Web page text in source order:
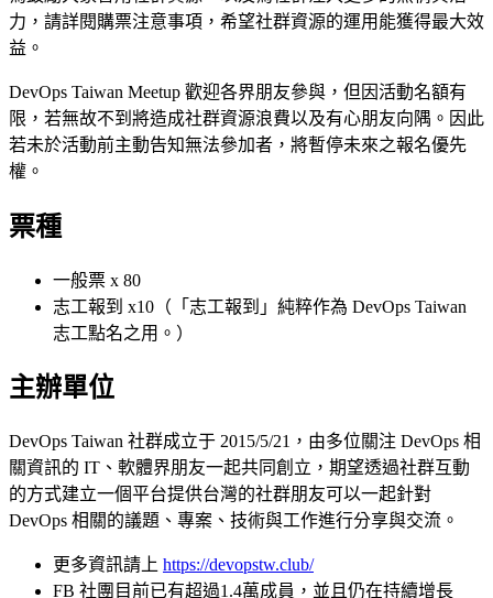
力，請詳閱購票注意事項，希望社群資源的運用能獲得最大效
益。
DevOps Taiwan Meetup 歡迎各界朋友參與，但因活動名額有
限，若無故不到將造成社群資源浪費以及有心朋友向隅。因此
若未於活動前主動告知無法參加者，將暫停未來之報名優先
權。
票種
一般票 x 80
志工報到 x10（「志工報到」純粹作為 DevOps Taiwan
志工點名之用。）
主辦單位
DevOps Taiwan 社群成立于 2015/5/21，由多位關注 DevOps 相
關資訊的 IT、軟體界朋友一起共同創立，期望透過社群互動
的方式建立一個平台提供台灣的社群朋友可以一起針對
DevOps 相關的議題、專案、技術與工作進行分享與交流。
更多資訊請上 https://devopstw.club/
FB 社團目前已有超過1.4萬成員，並且仍在持續增長